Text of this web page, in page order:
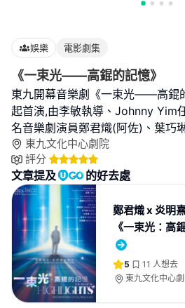
娛樂 電影劇集
《一束光——高錕的記憶》
東九開幕音樂劇《一束光——高錕
起首演,由李敏執導、Johnny Yim
名音樂劇演員鄭君熾(阿佐)、葉巧
東九文化中心劇院
評分
文章提及 的好去處
鄭君熾 x 炎明
《一束光：高
5 11 人想去
東九文化中心